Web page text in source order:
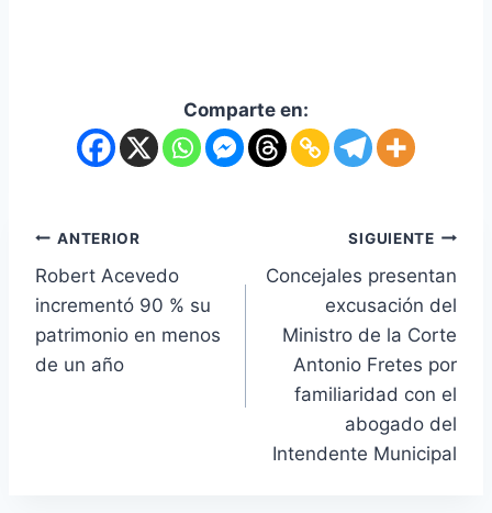
Comparte en:
ANTERIOR
Robert Acevedo
incrementó 90 % su
patrimonio en menos
de un año
SIGUIENTE
Concejales presentan
excusación del
Ministro de la Corte
Antonio Fretes por
familiaridad con el
abogado del
Intendente Municipal